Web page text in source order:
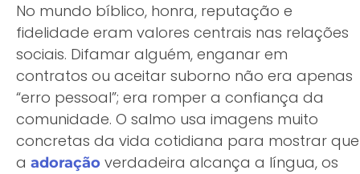
No mundo bíblico, honra, reputação e
fidelidade eram valores centrais nas relações
sociais. Difamar alguém, enganar em
contratos ou aceitar suborno não era apenas
“erro pessoal”; era romper a confiança da
comunidade. O salmo usa imagens muito
concretas da vida cotidiana para mostrar que
a adoração verdadeira alcança a língua, os